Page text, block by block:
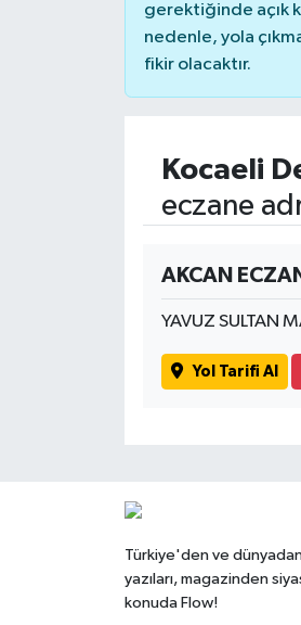
gerektiğinde açık
nedenle, yola
fikir olacaktır.
Kocaeli
eczane
AKCAN
YAVUZ SULTAN
Yol Tarifi Al
Türkiye'den ve
yazıları, magazinden
konuda Flow!